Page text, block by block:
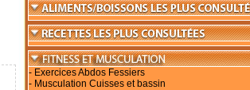
- Exercices Abdos Fessiers
- Musculation Cuisses et bassin